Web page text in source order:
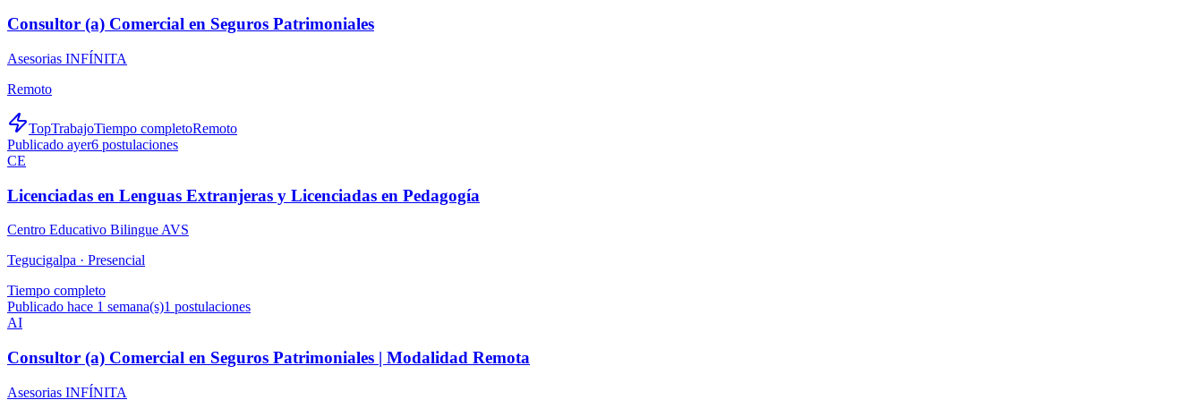
Consultor (a) Comercial en Seguros Patrimoniales
Asesorias INFÍNITA
Remoto
TopTrabajoTiempo completoRemoto
Publicado ayer6 postulaciones
CE
Licenciadas en Lenguas Extranjeras y Licenciadas en Pedagogía
Centro Educativo Bilingue AVS
Tegucigalpa · Presencial
Tiempo completo
Publicado hace 1 semana(s)1 postulaciones
AI
Consultor (a) Comercial en Seguros Patrimoniales | Modalidad Remota
Asesorias INFÍNITA